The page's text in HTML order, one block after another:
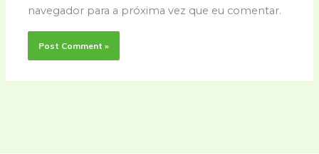
navegador para a próxima vez que eu comentar.